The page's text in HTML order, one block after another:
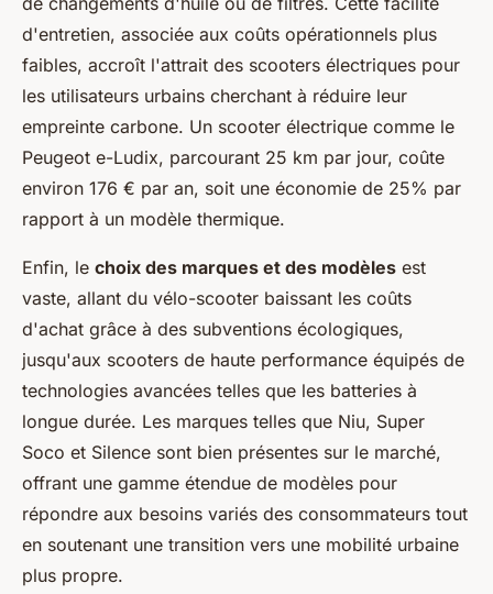
d'entretien, associée aux coûts opérationnels plus
faibles, accroît l'attrait des scooters électriques pour
les utilisateurs urbains cherchant à réduire leur
empreinte carbone. Un scooter électrique comme le
Peugeot e-Ludix, parcourant 25 km par jour, coûte
environ 176 € par an, soit une économie de 25% par
rapport à un modèle thermique.
Enfin, le choix des marques et des modèles est
vaste, allant du vélo-scooter baissant les coûts
d'achat grâce à des subventions écologiques,
jusqu'aux scooters de haute performance équipés de
technologies avancées telles que les batteries à
longue durée. Les marques telles que Niu, Super
Soco et Silence sont bien présentes sur le marché,
offrant une gamme étendue de modèles pour
répondre aux besoins variés des consommateurs tout
en soutenant une transition vers une mobilité urbaine
plus propre.